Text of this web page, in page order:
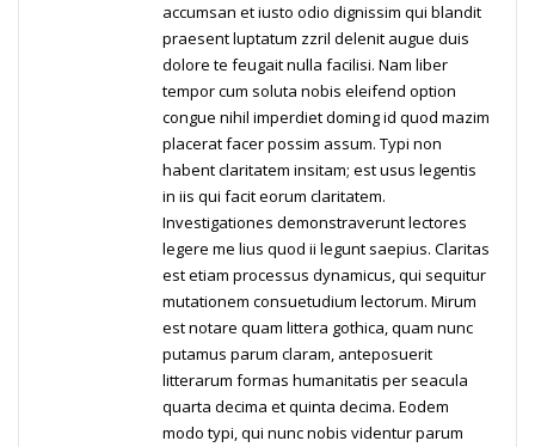
accumsan et iusto odio dignissim qui blandit
praesent luptatum zzril delenit augue duis
dolore te feugait nulla facilisi. Nam liber
tempor cum soluta nobis eleifend option
congue nihil imperdiet doming id quod mazim
placerat facer possim assum. Typi non
habent claritatem insitam; est usus legentis
in iis qui facit eorum claritatem.
Investigationes demonstraverunt lectores
legere me lius quod ii legunt saepius. Claritas
est etiam processus dynamicus, qui sequitur
mutationem consuetudium lectorum. Mirum
est notare quam littera gothica, quam nunc
putamus parum claram, anteposuerit
litterarum formas humanitatis per seacula
quarta decima et quinta decima. Eodem
modo typi, qui nunc nobis videntur parum